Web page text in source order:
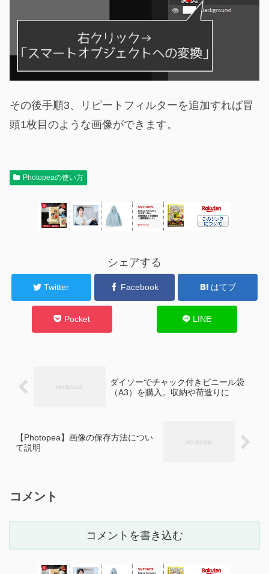
その後手順3、リピートフィルターを追加すれば冒
頭1枚目のような画像ができます。
Photopeaの使い方
シェアする
Twitter Facebook はてブ
Pocket LINE
ダイソーでチャック付きビニール袋
（A3）を購入。収納や荷造りに
【Photopea】画像の保存方法につい
て説明
コメント
コメントを書き込む